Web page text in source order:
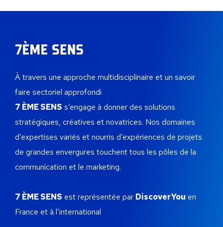
À travers une approche multidisciplinaire et un savoir
faire sectoriel approfondi
7 ÈME SENS s’engage à donner des solutions
stratégiques, créatives et novatrices. Nos domaines
d’expertises variés et nourris d’expériences de projets
de grandes envergures touchent tous les pôles de la
communication et le marketing.
7 ÈME SENS est représentée par DiscoverYou en
France et à l’international